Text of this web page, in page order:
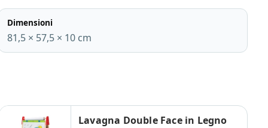
Dimensioni
81,5 × 57,5 × 10 cm
Lavagna Double Face in Legno